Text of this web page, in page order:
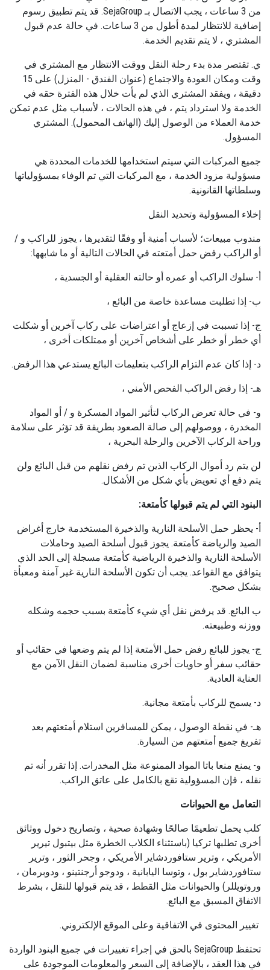
من 3 ساعات ، يجب الاتصال بـ SejaGroup. قد يتم تطبيق رسوم
إضافية للانتظار لمدة أطول من 3 ساعات. في حالة عدم قبول
المشتري ، لا يتم تقديم الخدمة.
ي. تقتصر مدة بدء رحلة النقل ووقت الانتظار مع المشتري في
وقت ومكان العودة والاجتماع (عنوان الفندق - المنزل) على 15
دقيقة ، ويفقد المشتري الذي لم يأت خلال هذه الفترة حقه في
الخدمة ولا استرداد يتم ، في هذه الحالات ، لأسباب مثل عدم تمكن
خدمة العملاء من الوصول إليك (الهاتف المحمول). المشتري
المسؤول.
جميع المركبات التي سيتم استخدامها للخدمات المحددة هي
مسؤولية مزود الخدمة ، مع المركبات التي تم الوفاء بمسؤولياتها
وسلطاتها القانونية.
إخلاء المسؤولية وتحديد النقل
مندوب مبيعات؛ لأسباب أمنية أو وفقًا لتقديرها ، يجوز للراكب و /
أو الراكب رفض حمل أمتعته في الحالات التالية أو ما شابهها:
أ- سلوك الراكب أو عمره أو حالته العقلية أو الجسدية ،
ب- إذا تطلبت مساعدة خاصة من البائع ،
ج- إذا تسببت في إزعاج أو اعتراضات على ركاب آخرين أو شكلت
أي خطر أو خطر على أشخاص آخرين أو ممتلكات أخرى ،
د- إذا كان عدم التزام الراكب بتعليمات البائع يستدعي هذا الرفض.
هـ- إذا رفض الراكب الفحص الأمني ​​،
و- في حالة تعرض الركاب لتأثير المواد المسكرة و / أو المواد
المخدرة ، ووصولهم إلى صالة الصعود بطريقة قد تؤثر على سلامة
وراحة الركاب الآخرين والرحلة البحرية ،
لن يتم رد أموال الركاب الذين تم رفض نقلهم من قبل البائع ولن
يتم دفع أي تعويض بأي شكل من الأشكال.
البنود التي لم يتم قبولها كأمتعة:
أ- يحظر حمل الأسلحة النارية والذخيرة المستخدمة خارج أغراض
الصيد والرياضة كأمتعة. يجوز قبول أسلحة الصيد وحاملات
الأسلحة النارية والذخيرة الرياضية كأمتعة مسجلة إلى الحد الذي
يتوافق مع القواعد. يجب أن تكون الأسلحة النارية غير آمنة ومعبأة
بشكل صحيح.
ب البائع. قد يرفض نقل أي شيء كأمتعة بسبب حجمه وشكله
ووزنه وطبيعته.
ج- يجوز للبائع رفض حمل الأمتعة إذا لم يتم وضعها في حقائب أو
حقائب سفر أو حاويات أخرى مناسبة لضمان النقل الآمن مع
العناية العادية.
د- يسمح للركاب بأمتعة مجانية.
هـ- في نقطة الوصول ، يمكن للمسافرين استلام أمتعتهم بعد
تفريغ جميع أمتعتهم من السيارة.
و- يمنع منعا باتا المواد الممنوعة مثل المخدرات. إذا تقرر أنه تم
نقله ، فإن المسؤولية تقع بالكامل على عاتق الراكب.
التعامل مع الحيوانات
كلب يحمل تطعيمًا صالحًا وشهادة صحية ، وتصاريح دخول ووثائق
أخرى تطلبها تركيا (باستثناء الكلاب الخطرة مثل بيتبول تيرير
الأمريكي ، وترير ستافوردشاير الأمريكي ، وجحر الثور ، وترير
ستافوردشاير بول ، وتوسا اليابانية ، ودوجو أرجنتينو ، ودوبرمان ،
وروتويللر) والحيوانات مثل القطط ، قد يتم قبولها للنقل ، بشرط
الاتفاق المسبق مع البائع.
تغيير المحتوى في الاتفاقية وعلى الموقع الإلكتروني.
تحتفظ SejaGroup بالحق في إجراء تغييرات في جميع البنود الواردة
في هذا العقد ، بالإضافة إلى السعر والمعلومات الموجودة على